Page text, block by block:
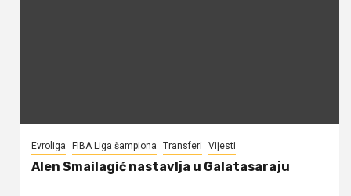
Evroliga FIBA Liga šampiona Transferi Vijesti
Alen Smailagić nastavlja u Galatasaraju